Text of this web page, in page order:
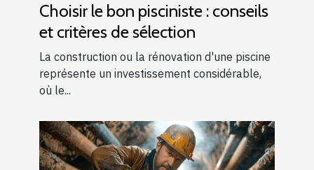
Choisir le bon pisciniste : conseils
et critères de sélection
La construction ou la rénovation d'une piscine
représente un investissement considérable,
où le...